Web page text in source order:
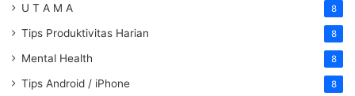
U T A M A 8
Tips Produktivitas Harian 8
Mental Health 8
Tips Android / iPhone 8